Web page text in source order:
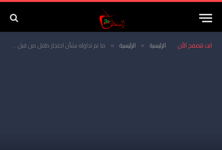
انت تتصفح الأن الرئيسية » الرئيسية » ما تم تداوله بشأن احتجاز طفل من قبل والده بضواحي مكناس عار عن الصحة